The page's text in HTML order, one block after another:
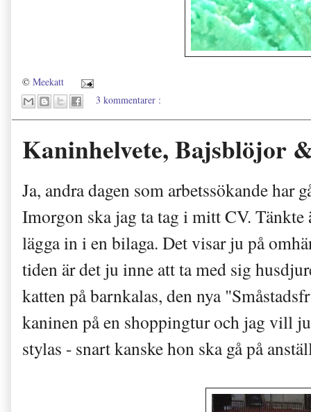
© Meekatt
3 kommentarer :
Kaninhelvete, Bajsblöjor
Ja, andra dagen som arbetssökande har
Imorgon ska jag ta tag i mitt CV. Tänkte
lägga ini en bilaga. Det visar ju på
tiden är det ju inne att ta med sig hu
katten på barnkalas, den nya
kaninen på en shoppingtur och jag vill
stylas - snart kanske hon skagåpå